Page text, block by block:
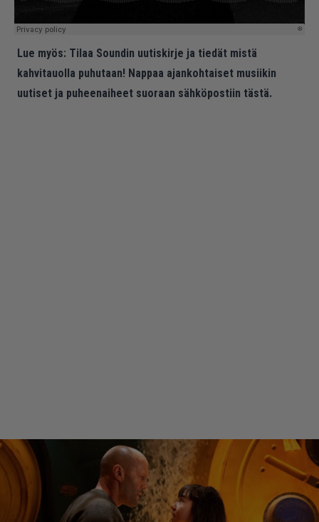
Lue myös: Tilaa Soundin uutiskirje ja tiedät mistä
kahvitauolla puhutaan! Nappaa ajankohtaiset musiikin
uutiset ja puheenaiheet suoraan sähköpostiin tästä.